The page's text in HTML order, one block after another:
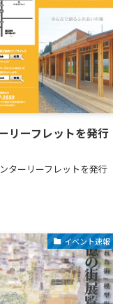
リーフレットを発行
ターリーフレットを発行
イベント速報